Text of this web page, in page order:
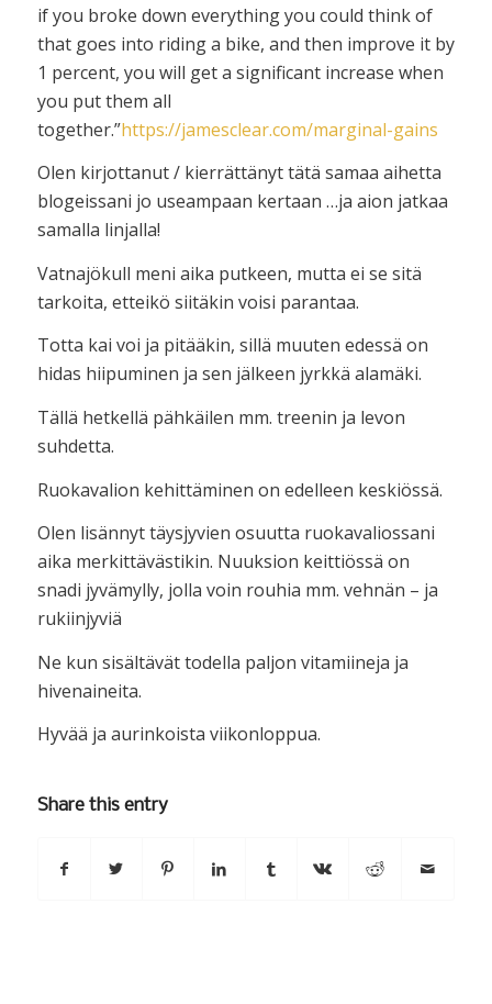
if you broke down everything you could think of
that goes into riding a bike, and then improve it by
1 percent, you will get a significant increase when
you put them all
together.”https://jamesclear.com/marginal-gains
Olen kirjottanut / kierrättänyt tätä samaa aihetta
blogeissani jo useampaan kertaan …ja aion jatkaa
samalla linjalla!
Vatnajökull meni aika putkeen, mutta ei se sitä
tarkoita, etteikö siitäkin voisi parantaa.
Totta kai voi ja pitääkin, sillä muuten edessä on
hidas hiipuminen ja sen jälkeen jyrkkä alamäki.
Tällä hetkellä pähkäilen mm. treenin ja levon
suhdetta.
Ruokavalion kehittäminen on edelleen keskiössä.
Olen lisännyt täysjyvien osuutta ruokavaliossani
aika merkittävästikin. Nuuksion keittiössä on
snadi jyvämylly, jolla voin rouhia mm. vehnän – ja
rukiinjyviä
Ne kun sisältävät todella paljon vitamiineja ja
hivenaineita.
Hyvää ja aurinkoista viikonloppua.
Share this entry